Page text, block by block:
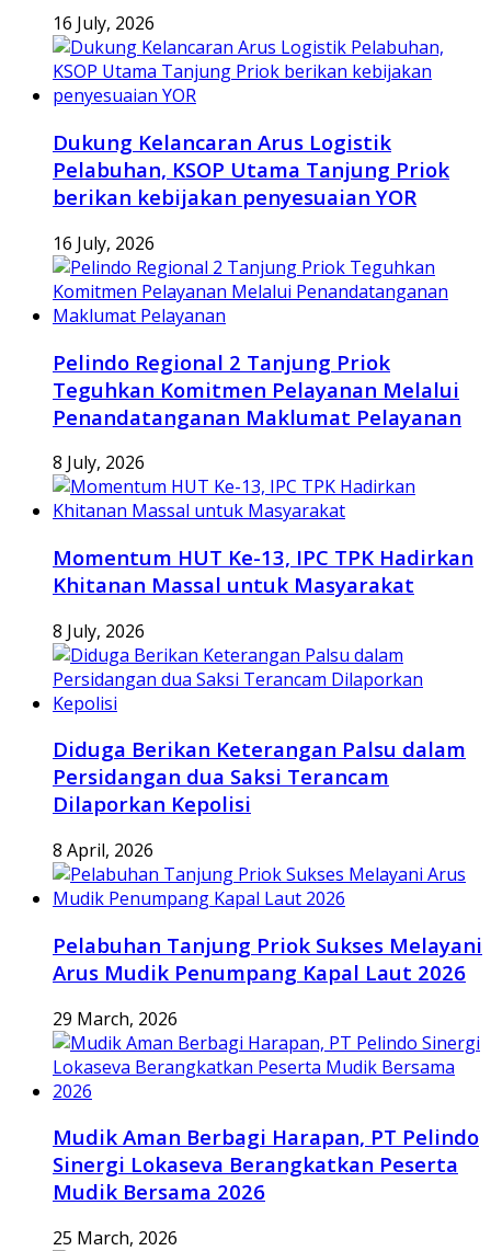
16 July, 2026
Dukung Kelancaran Arus Logistik
Pelabuhan, KSOP Utama Tanjung Priok
berikan kebijakan penyesuaian YOR
16 July, 2026
Pelindo Regional 2 Tanjung Priok
Teguhkan Komitmen Pelayanan Melalui
Penandatanganan Maklumat Pelayanan
8 July, 2026
Momentum HUT Ke-13, IPC TPK Hadirkan
Khitanan Massal untuk Masyarakat
8 July, 2026
Diduga Berikan Keterangan Palsu dalam
Persidangan dua Saksi Terancam
Dilaporkan Kepolisi
8 April, 2026
Pelabuhan Tanjung Priok Sukses Melayani
Arus Mudik Penumpang Kapal Laut 2026
29 March, 2026
Mudik Aman Berbagi Harapan, PT Pelindo
Sinergi Lokaseva Berangkatkan Peserta
Mudik Bersama 2026
25 March, 2026